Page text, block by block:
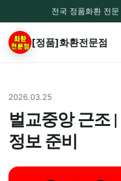
전국 정품화환 전
[정품]화환전문점
2026.03.25
벌교중앙 근조
정보 준비